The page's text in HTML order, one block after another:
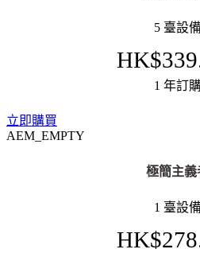
5 臺設
1 年訂
立即購買
AEM_EMPTY
極簡主義
1 臺設